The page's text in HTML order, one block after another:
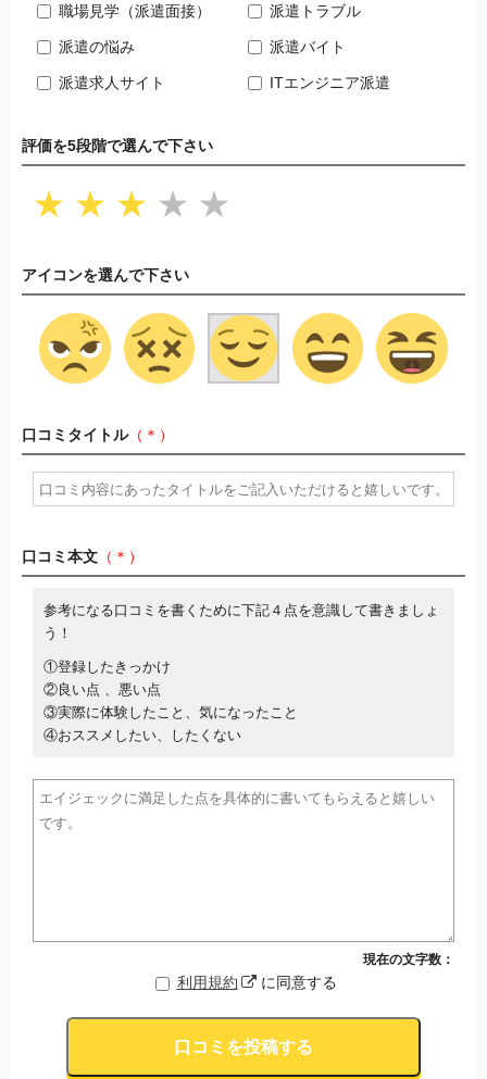
職場見学（派遣面接） 派遣トラブル
派遣の悩み 派遣バイト
派遣求人サイト ITエンジニア派遣
評価を5段階で選んで下さい
★ ★ ★ ★ ★
アイコンを選んで下さい
口コミタイトル（＊）
口コミ本文 （＊）
参考になる口コミを書くために下記４点を意識して書きましょ
う！
①登録したきっかけ
②良い点 、悪い点
③実際に体験したこと、気になったこと
④おススメしたい、したくない
現在の文字数：
利用規約 に同意する
口コミを投稿する